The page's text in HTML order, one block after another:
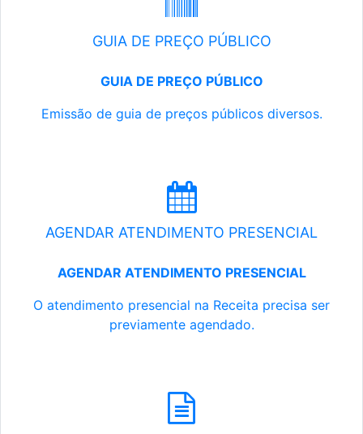
GUIA DE PREÇO PÚBLICO
GUIA DE PREÇO PÚBLICO
Emissão de guia de preços públicos diversos.
AGENDAR ATENDIMENTO PRESENCIAL
AGENDAR ATENDIMENTO PRESENCIAL
O atendimento presencial na Receita precisa ser
previamente agendado.